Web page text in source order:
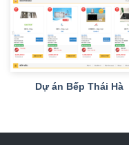
Dự án Bếp Thái Hà